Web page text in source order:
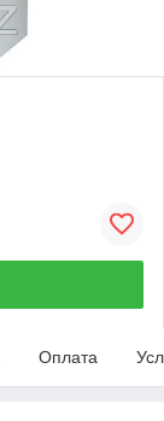
Оплата